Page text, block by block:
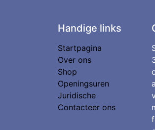
Handige links
Startpagina
Over ons
Shop
Openingsuren
Juridische
Contacteer ons